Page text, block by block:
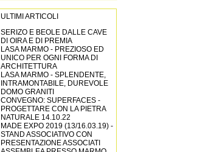
ULTIMI ARTICOLI
SERIZO E BEOLE DALLE CAVE
DI OIRA E DI PREMIA
LASA MARMO - PREZIOSO ED
UNICO PER OGNI FORMA DI
ARCHITETTURA
LASA MARMO - SPLENDENTE,
INTRAMONTABILE, DUREVOLE
DOMO GRANITI
CONVEGNO: SUPERFACES -
PROGETTARE CON LA PIETRA
NATURALE 14.10.22
MADE EXPO 2019 (13/16.03.19) -
STAND ASSOCIATIVO CON
PRESENTAZIONE ASSOCIATI